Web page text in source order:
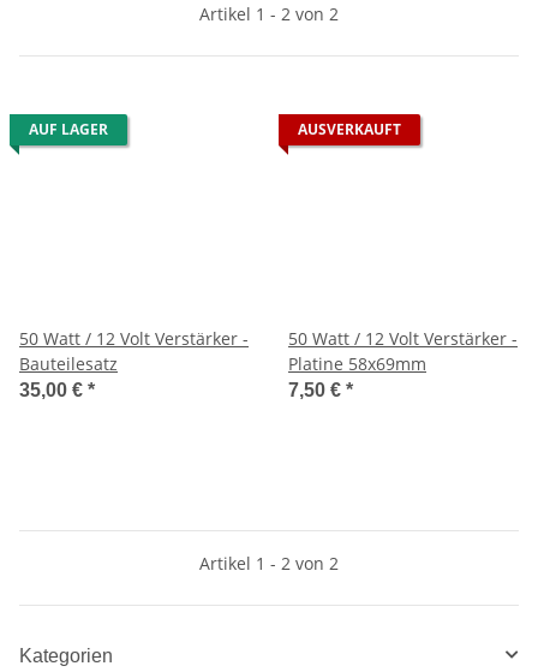
Artikel 1 - 2 von 2
AUF LAGER
50 Watt / 12 Volt Verstärker -
Bauteilesatz
35,00 € *
AUSVERKAUFT
50 Watt / 12 Volt Verstärker -
Platine 58x69mm
7,50 € *
Artikel 1 - 2 von 2
Kategorien